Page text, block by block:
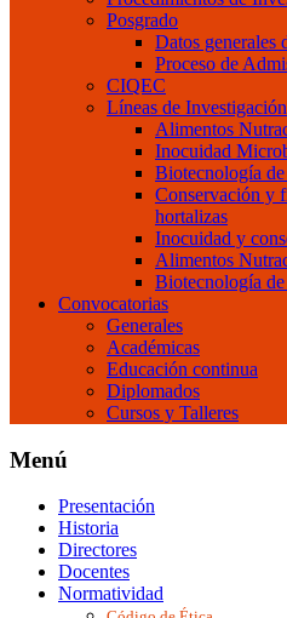
Posgrado
Datos generales
Proceso de
CIQEC
Líneas de Investigación
Alimentos
Inocuidad
Biotecnología
Conservación y
hortalizas
Inocuidad y
Alimentos
Biotecnología
Convocatorias
Generales
Académicas
Educación continua
Diplomados
Cursos y Talleres
Menú
Presentación
Historia
Directores
Docentes
Normatividad